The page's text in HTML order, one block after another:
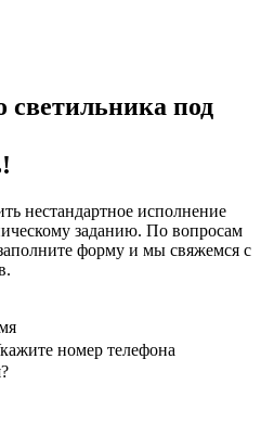
под
нестандартное исполнение
заданию. По вопросам
форму и мы свяжемся с
номер телефона